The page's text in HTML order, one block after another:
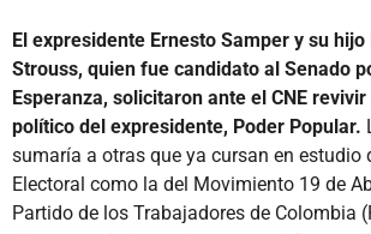
El expresidente Ernesto Samper y su
Strouss, quien fue candidato al Senado
Esperanza, solicitaron ante el CNE
político del expresidente, Poder Popular.
sumaría a otras que ya cursan en estudio
Electoral como la del Movimiento 19 de
Partido de los Trabajadores de Colombia